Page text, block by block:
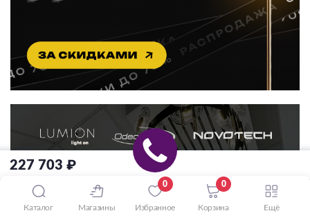
227 703 ₽
Каталог Магазины
0
Избранное
0
Корзина Ещё